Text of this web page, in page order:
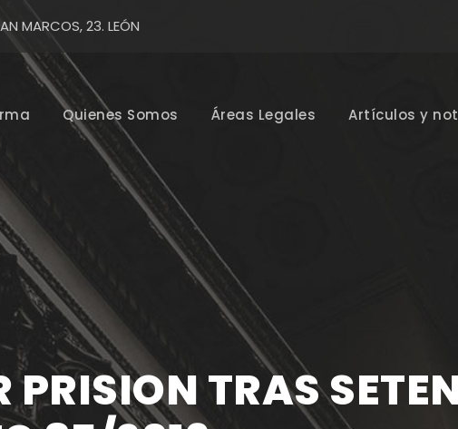
MARCOS, 23. LEÓN
Quienes Somos Áreas Legales Artículos y
TRAS